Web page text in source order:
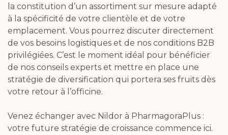
la constitution d’un assortiment sur mesure adapté
à la spécificité de votre clientèle et de votre
emplacement. Vous pourrez discuter directement
de vos besoins logistiques et de nos conditions B2B
privilégiées. C’est le moment idéal pour bénéficier
de nos conseils experts et mettre en place une
stratégie de diversification qui portera ses fruits dès
votre retour à l’officine.
Venez échanger avec Nildor à PharmagoraPlus :
votre future stratégie de croissance commence ici.